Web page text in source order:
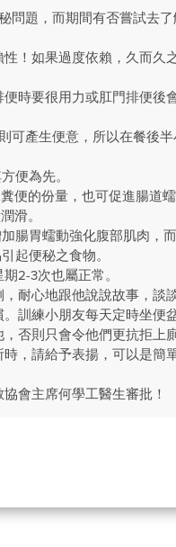
問題，而期間有否嘗試去
！如果過度依賴，久而久
時要很用力或肛門排便後
可產生便意，所以在餐後
便為先。
便的份量，也可促進腸道蠕
滑。
腸胃蠕動強化腹部肌肉，而
起便秘之食物。
2-3次也屬正常。
耐心地跟他說說故事，談
訓練小朋友每天定時坐便
否則只會令他們更抗拒上
，請給予表揚，可以是簡
會主席何學工醫生審批！